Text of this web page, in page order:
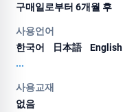
구매일로부터 6개월 후
사용언어
한국어 日本語
English
...
사용교재
없음